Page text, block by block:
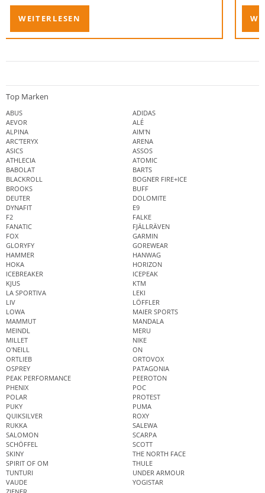
WEITERLESEN
Top Marken
ABUS
ADIDAS
AEVOR
ALÉ
ALPINA
AIM'N
ARC'TERYX
ARENA
ASICS
ASSOS
ATHLECIA
ATOMIC
BABOLAT
BARTS
BLACKROLL
BOGNER FIRE+ICE
BROOKS
BUFF
DEUTER
DOLOMITE
DYNAFIT
E9
F2
FALKE
FANATIC
FJÄLLRÄVEN
FOX
GARMIN
GLORYFY
GOREWEAR
HAMMER
HANWAG
HOKA
HORIZON
ICEBREAKER
ICEPEAK
KJUS
KTM
LA SPORTIVA
LEKI
LIV
LÖFFLER
LOWA
MAIER SPORTS
MAMMUT
MANDALA
MEINDL
MERU
MILLET
NIKE
O'NEILL
ON
ORTLIEB
ORTOVOX
OSPREY
PATAGONIA
PEAK PERFORMANCE
PEEROTON
PHENIX
POC
POLAR
PROTEST
PUKY
PUMA
QUIKSILVER
ROXY
RUKKA
SALEWA
SALOMON
SCARPA
SCHÖFFEL
SCOTT
SKINY
THE NORTH FACE
SPIRIT OF OM
THULE
TUNTURI
UNDER ARMOUR
VAUDE
YOGISTAR